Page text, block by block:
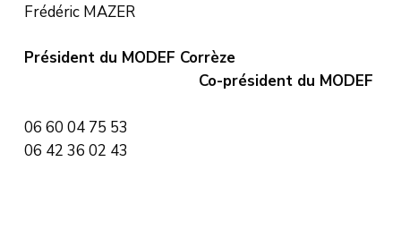
Frédéric MAZER
Président du MODEF Corrèze
Co-président du MODEF
06 60 04 75 53
06 42 36 02 43